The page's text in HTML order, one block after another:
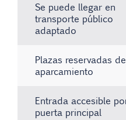
Se puede llegar en
transporte público
adaptado
Plazas reservadas de
aparcamiento
Entrada accesible
puerta principal